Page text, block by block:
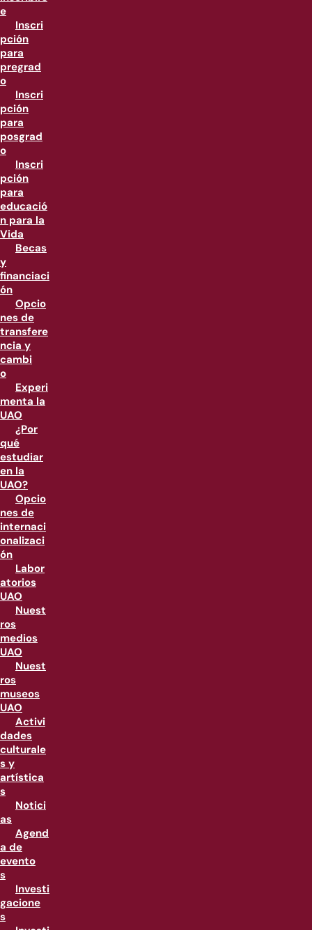
e
Inscri
pción
para
pregrad
o
Inscri
pción
para
posgrad
o
Inscri
pción
para
educació
n para la
Vida
Becas
y
financiaci
ón
Opcio
nes de
transfere
ncia y
cambi
o
Experi
menta la
UAO
¿Por
qué
estudiar
en la
UAO?
Opcio
nes de
internaci
onalizaci
ón
Labor
atorios
UAO
Nuest
ros
medios
UAO
Nuest
ros
museos
UAO
Activi
dades
culturale
s y
artística
s
Notici
as
Agend
a de
evento
s
Investi
gacione
s